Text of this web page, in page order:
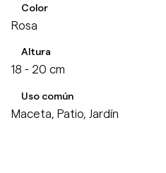
Color
Rosa
Altura
18 - 20 cm
Uso común
Maceta, Patio, Jardín